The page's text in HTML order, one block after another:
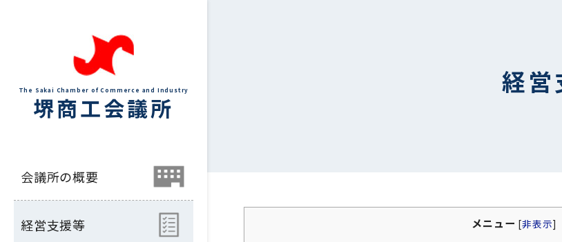
The Sakai Chamber of Commerce and Industry
堺商工会議所
会議所の概要
経営支援等
経営
メニュー [非表示]